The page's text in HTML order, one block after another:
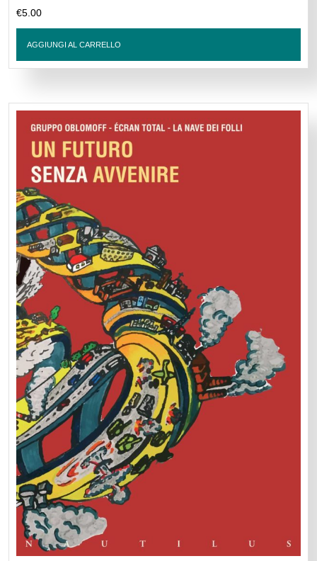
€5.00
AGGIUNGI AL CARRELLO